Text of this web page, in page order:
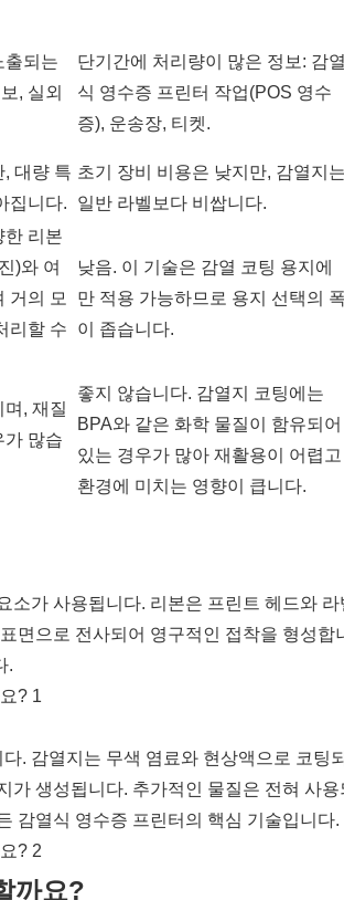
출되는
, 실외
단기간에 처리량이 많은 정보: 감열
식 영수증 프린터 작업(POS 영수
증), 운송장, 티켓.
대량 특
집니다.
초기 장비 비용은 낮지만, 감열지는
일반 라벨보다 비쌉니다.
한 리본
)와 여
거의 모
리할 수
낮음. 이 기술은 감열 코팅 용지에
만 적용 가능하므로 용지 선택의 폭
이 좁습니다.
, 재질
가 많습
좋지 않습니다. 감열지 코팅에는
BPA와 같은 화학 물질이 함유되어
있는 경우가 많아 재활용이 어렵고
환경에 미치는 영향이 큽니다.
소가 사용됩니다. 리본은 프린트 헤드와
면으로 전사되어 영구적인 접착을 형성합
.
. 감열지는 무색 염료와 현상액으로 코팅
생성됩니다. 추가적인 물질은 전혀 사
감열식 영수증 프린터의 핵심 기술입니다.
까요?